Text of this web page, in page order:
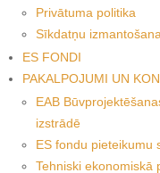
Privātuma politika
Sīkdatņu
ES FONDI
PAKALPOJUMI UN
EAB
izstrādē
ES fondu pieteikumu
Tehniski ekonomiskā